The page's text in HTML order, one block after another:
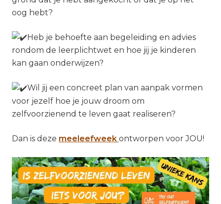
oog hebt?
Heb je behoefte aan begeleiding en advies
rondom de leerplichtwet en hoe jij je kinderen
kan gaan onderwijzen?
Wil jij een concreet plan van aanpak vormen
voor jezelf hoe je jouw droom om
zelfvoorzienend te leven gaat realiseren?
Dan is deze meeleefweek ontworpen voor JOU!